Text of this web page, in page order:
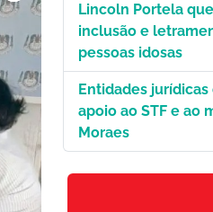
Lincoln Portela
inclusão e
pessoas idosas
Entidades
apoio ao STF e ao
Moraes